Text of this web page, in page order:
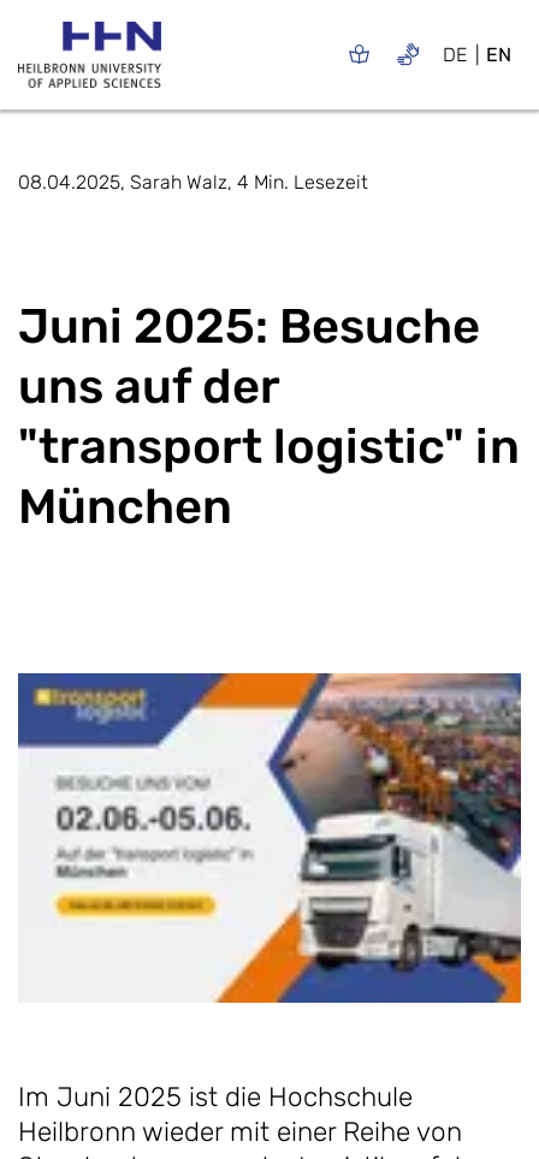
DE EN
08.04.2025, Sarah Walz, 4 Min. Lesezeit
Juni 2025: Besuche
uns auf der
"transport logistic" in
München
Im Juni 2025 ist die Hochschule
Heilbronn wieder mit einer Reihe von